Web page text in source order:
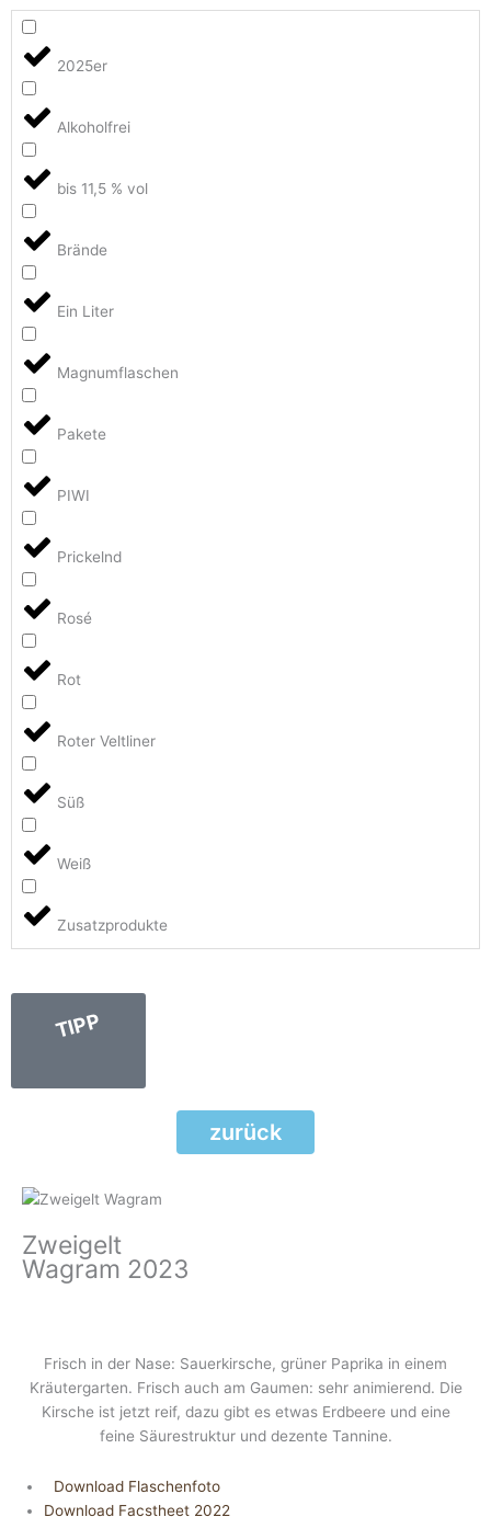
2025er
Alkoholfrei
bis 11,5 % vol
Brände
Ein Liter
Magnumflaschen
Pakete
PIWI
Prickelnd
Rosé
Rot
Roter Veltliner
Süß
Weiß
Zusatzprodukte
TIPP
zurück
Zweigelt
Wagram 2023
Frisch in der Nase: Sauerkirsche, grüner Paprika in einem
Kräutergarten. Frisch auch am Gaumen: sehr animierend. Die
Kirsche ist jetzt reif, dazu gibt es etwas Erdbeere und eine
feine Säurestruktur und dezente Tannine.
Download Flaschenfoto
Download Facstheet 2022